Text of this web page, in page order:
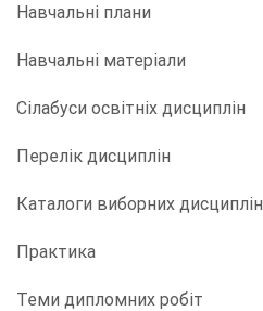
Навчальні плани
Навчальні матеріали
Сілабуси освітніх дисциплін
Перелік дисциплін
Каталоги виборних дисциплін
Практика
Теми дипломних робіт